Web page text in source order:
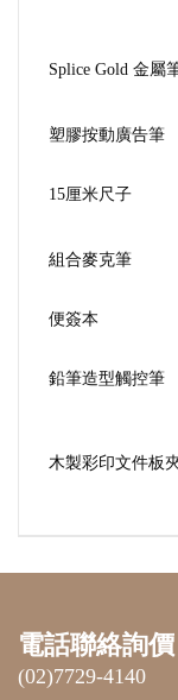
Splice Gold 金屬
塑膠按動廣告筆
15厘米尺子
組合麥克筆
便簽本
鉛筆造型觸控筆
木製彩印文件板
電話聯絡詢價
(02)7729-4140